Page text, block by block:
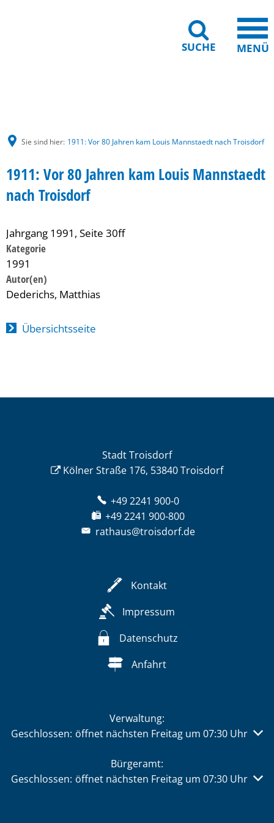
SUCHE MENÜ
Sie sind hier: 1911: Vor 80 Jahren kam Louis Mannstaedt nach Troisdorf
1911: Vor 80 Jahren kam Louis Mannstaedt
nach Troisdorf
Jahrgang 1991, Seite 30ff
Kategorie
1991
Dederichs, Matthias
Übersichtsseite
Stadt Troisdorf
Kölner Straße 176, 53840 Troisdorf
+49 2241 900-0
+49 2241 900-800
rathaus@troisdorf.de
Kontakt
Impressum
Datenschutz
Anfahrt
Verwaltung:
Klicken, um weitere Öffnungs- oder Schließzeiten
Geschlossen: öffnet nächsten Freitag um 07:30 Uhr
Bürgeramt:
Klicken, um weitere Öffnungs- oder Schließzeiten
Geschlossen: öffnet nächsten Freitag um 07:30 Uhr